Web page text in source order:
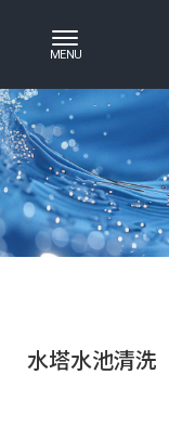
水塔水池清洗